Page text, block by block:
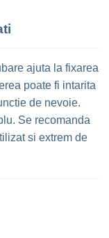
ajuta la fixarea
poate fi intarita
de nevoie.
Se recomanda
si extrem de